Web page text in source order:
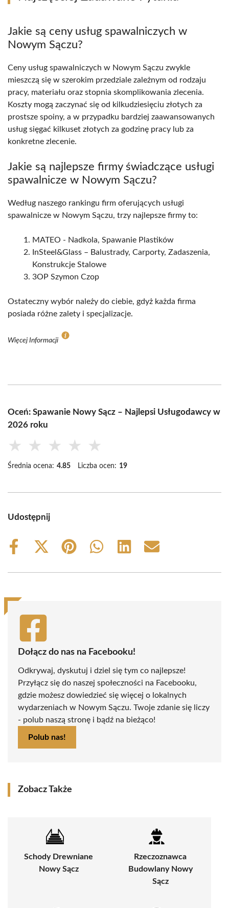
Jakie są ceny usług spawalniczych w
Nowym Sączu?
Ceny usług spawalniczych w Nowym Sączu zwykle
mieszczą się w szerokim przedziale zależnym od rodzaju
pracy, materiału oraz stopnia skomplikowania zlecenia.
Koszty mogą zaczynać się od kilkudziesięciu złotych za
prostsze spoiny, a w przypadku bardziej zaawansowanych
usług sięgać kilkuset złotych za godzinę pracy lub za
konkretne zlecenie.
Jakie są najlepsze firmy świadczące usługi
spawalnicze w Nowym Sączu?
Według naszego rankingu firm oferujących usługi
spawalnicze w Nowym Sączu, trzy najlepsze firmy to:
MATEO - Nadkola, Spawanie Plastików
InSteel&Glass – Balustrady, Carporty, Zadaszenia,
Konstrukcje Stalowe
3OP Szymon Czop
Ostateczny wybór należy do ciebie, gdyż każda firma
posiada różne zalety i specjalizacje.
Więcej Informacji
Oceń: Spawanie Nowy Sącz – Najlepsi Usługodawcy w
2026 roku
★ ★ ★ ★ ★
Średnia ocena: 4.85 Liczba ocen: 19
Udostępnij
Share
Share
(Twitter)
Share
Share
Share
Share
Dołącz do nas na Facebooku!
Odkrywaj, dyskutuj i dziel się tym co najlepsze!
Przyłącz się do naszej społeczności na Facebooku,
gdzie możesz dowiedzieć się więcej o lokalnych
wydarzeniach w Nowym Sączu. Twoje zdanie się liczy
- polub naszą stronę i bądź na bieżąco!
Polub nas!
Zobacz Także
Schody Drewniane
Nowy Sącz
Rzeczoznawca
Budowlany Nowy
Sącz